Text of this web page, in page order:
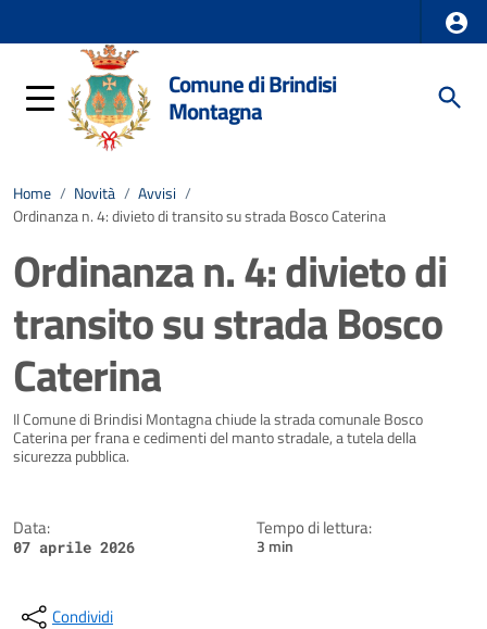
Comune di Brindisi
Montagna
Home / Novità / Avvisi /
Ordinanza n. 4: divieto di transito su strada Bosco Caterina
Ordinanza n. 4: divieto di
transito su strada Bosco
Caterina
Dettagli della notizia
Il Comune di Brindisi Montagna chiude la strada comunale Bosco
Caterina per frana e cedimenti del manto stradale, a tutela della
sicurezza pubblica.
Data:
07 aprile 2026
Tempo di lettura:
3 min
Condividi